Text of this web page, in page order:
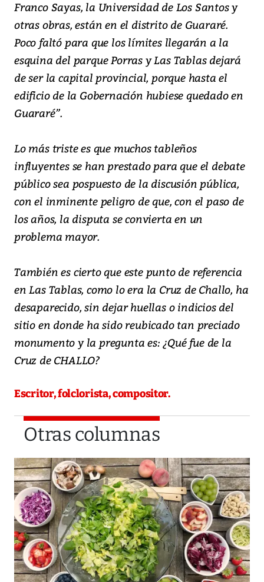
Franco Sayas, la Universidad de Los Santos y
otras obras, están en el distrito de Guararé.
Poco faltó para que los límites llegarán a la
esquina del parque Porras y Las Tablas dejará
de ser la capital provincial, porque hasta el
edificio de la Gobernación hubiese quedado en
Guararé”.
Lo más triste es que muchos tableños
influyentes se han prestado para que el debate
público sea pospuesto de la discusión pública,
con el inminente peligro de que, con el paso de
los años, la disputa se convierta en un
problema mayor.
También es cierto que este punto de referencia
en Las Tablas, como lo era la Cruz de Challo, ha
desaparecido, sin dejar huellas o indicios del
sitio en donde ha sido reubicado tan preciado
monumento y la pregunta es: ¿Qué fue de la
Cruz de CHALLO?
Escritor, folclorista, compositor.
Otras columnas